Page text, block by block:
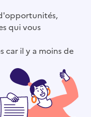
qui vous
car il y a moins de